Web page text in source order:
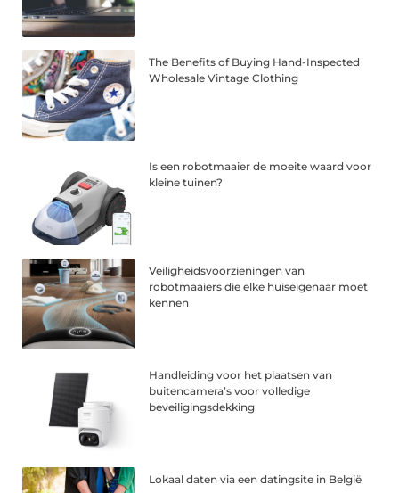
The Benefits of Buying Hand-Inspected
Wholesale Vintage Clothing
Is een robotmaaier de moeite waard voor
kleine tuinen?
Veiligheidsvoorzieningen van
robotmaaiers die elke huiseigenaar moet
kennen
Handleiding voor het plaatsen van
buitencamera’s voor volledige
beveiligingsdekking
Lokaal daten via een datingsite in België